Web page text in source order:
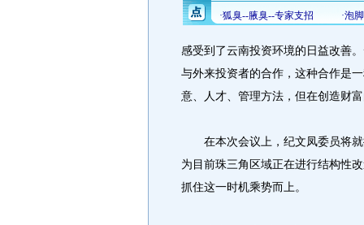
感受到了云南投资环境的日益改善
与外来投资者的合作，这种合作是
意、人才、管理方法，但在创造财
在本次会议上，纪文凤委员将就
为目前珠三角区域正在进行结构性
抓住这一时机乘势而上。